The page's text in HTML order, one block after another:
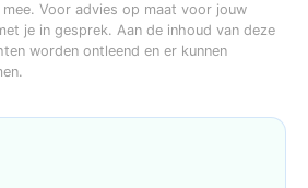
Voor advies op maat voor jouw
je in gesprek. Aan de inhoud van deze
worden ontleend en er kunnen